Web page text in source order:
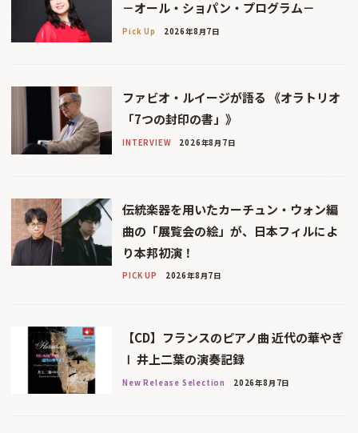
－オール・ショパン・プログラム－
Pick Up 2026年8月7日
ファビオ・ルイージが語る 《オラトリオ
「7つの封印の書」》
INTERVIEW 2026年8月7日
伝統楽器を用いたカーチュン・ウォン編
曲の「展覧会の絵」が、日本フィルによ
り本邦初演！
PICK UP 2026年8月7日
【CD】フランスのピアノ曲 近代の華やぎ
Ⅰ 井上二葉の演奏記録
New Release Selection 2026年8月7日